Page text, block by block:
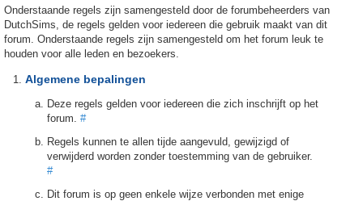
Onderstaande regels zijn samengesteld door de forumbeheerders van
DutchSims, de regels gelden voor iedereen die gebruik maakt van dit
forum. Onderstaande regels zijn samengesteld om het forum leuk te
houden voor alle leden en bezoekers.
Algemene bepalingen
Deze regels gelden voor iedereen die zich inschrijft op het
forum. #
Regels kunnen te allen tijde aangevuld, gewijzigd of
verwijderd worden zonder toestemming van de gebruiker.
#
Dit forum is op geen enkele wijze verbonden met enige